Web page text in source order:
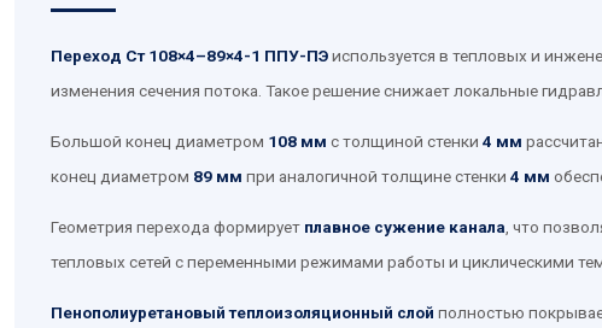
Переход Ст 108×4–89×4-1 ППУ-ПЭиспользуется в тепловых и
изменения сечения потока. Такое решение снижает локальные
Большой конец диаметром 108 мм с толщиной стенки 4 мм
конец диаметром 89 мм при аналогичной толщине стенки 4 мм
Геометрия перехода формирует плавное сужение канала , что
тепловых сетей с переменными режимами работы и циклическими
Пенополиуретановый теплоизоляционный слой полностью